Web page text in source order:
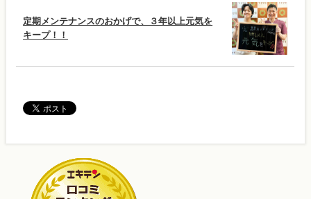
定期メンテナンスのおかげで、３年以上元気を
キープ！！